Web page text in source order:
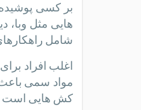
بر کسی
هایی مثل وبا،
شامل
اغلب افراد
مواد سمی
کش هایی است